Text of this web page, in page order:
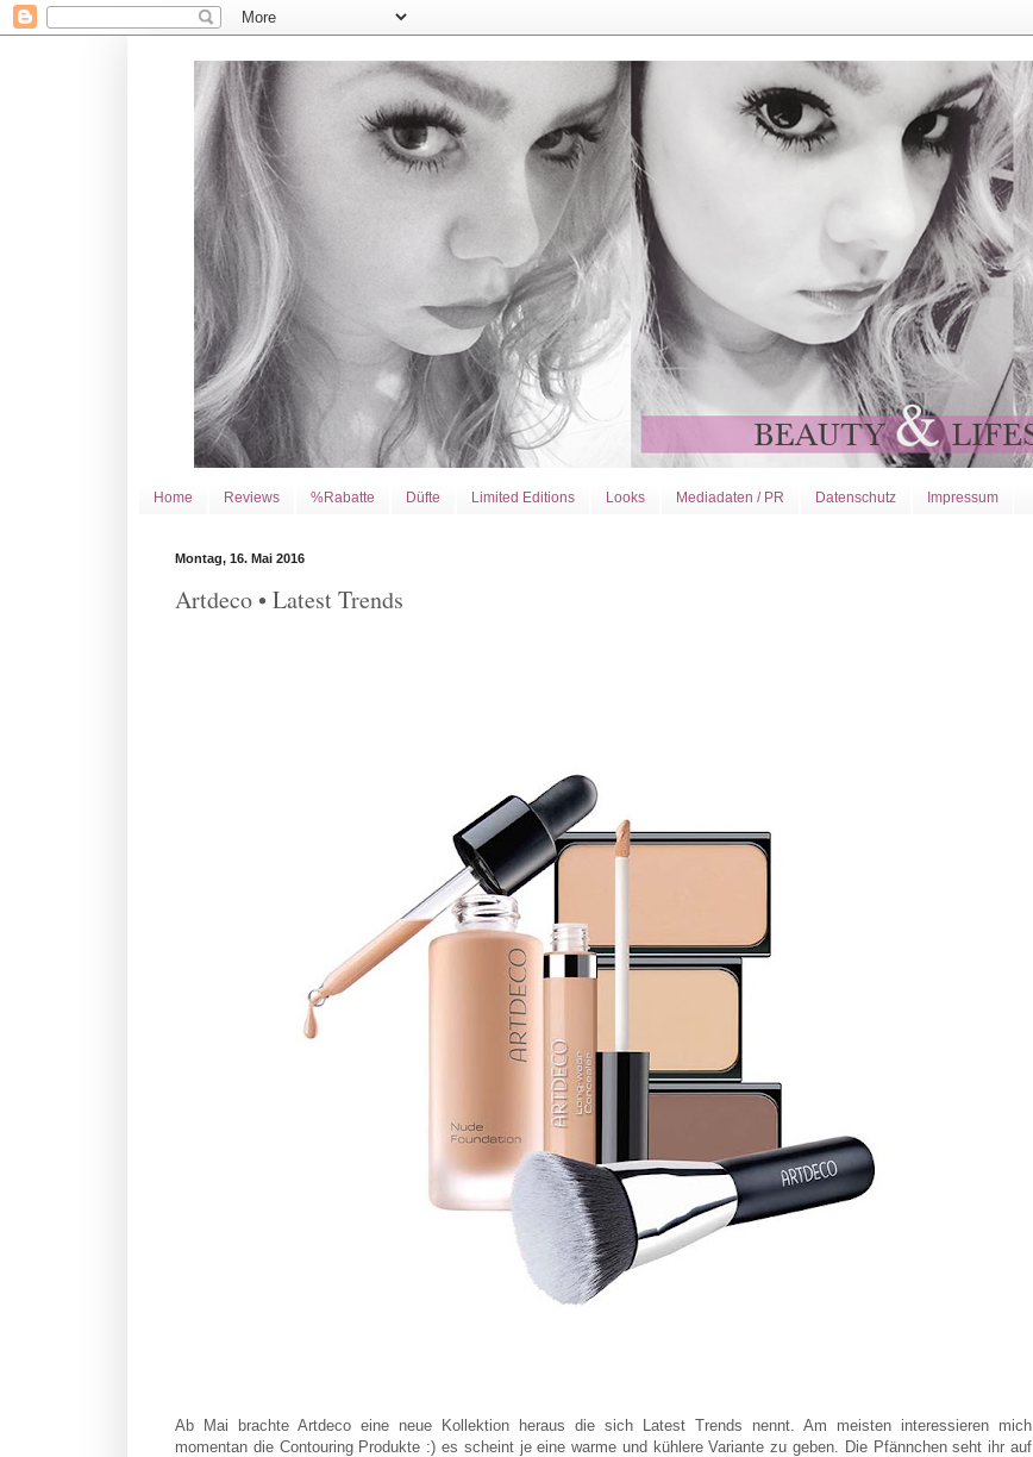
Home Reviews %Rabatte Düfte Limited Editions Looks Mediadaten / PR Datenschutz Impressum
Montag, 16. Mai 2016
Artdeco • Latest Trends
Ab Mai brachte Artdeco eine neue Kollektion heraus die sich Latest Trends nennt. Am meisten interessieren mich
momentan die Contouring Produkte :) es scheint je eine warme und kühlere Variante zu geben. Die Pfännchen seht ihr auf